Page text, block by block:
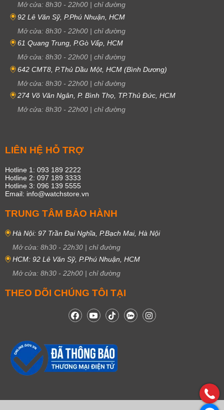
Mở cửa: 8h30 - 22h00 | chỉ đường
92 Lê Văn Sỹ, P.Phú Nhuận, HCM
Mở cửa: 8h30 - 22h00 | chỉ đường
61 Quang Trung, P.Gò Vấp, HCM
Mở cửa: 8h30 - 22h00 | chỉ đường
642 CMT8, P.Thủ Dầu Một, HCM (Bình Dương)
Mở cửa: 8h30 - 22h00 | chỉ đường
274 Võ Văn Ngân, P. Bình Thọ, TP.Thủ Đức, HCM
Mở cửa: 8h30 - 22h00 | chỉ đường
LIÊN HỆ HỖ TRỢ
Hotline 1: 093 189 2222
Hotline 2: 097 189 3333
Hotline 3: 096 139 5555
Email: info@watchstore.vn
TRUNG TÂM BẢO HÀNH
Hà Nội: 97 Trần Đại Nghĩa, P.Bạch Mai, Hà Nội
Mở cửa: 8h30 - 22h30 | chỉ đường
HCM: 92 Lê Văn Sỹ, P.Phú Nhuận, HCM
Mở cửa: 8h30 - 22h00 | chỉ đường
THEO DÕI CHÚNG TÔI TẠI